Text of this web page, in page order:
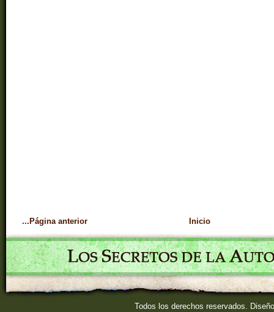
...Página anterior Inicio
Todos los derechos reservados.